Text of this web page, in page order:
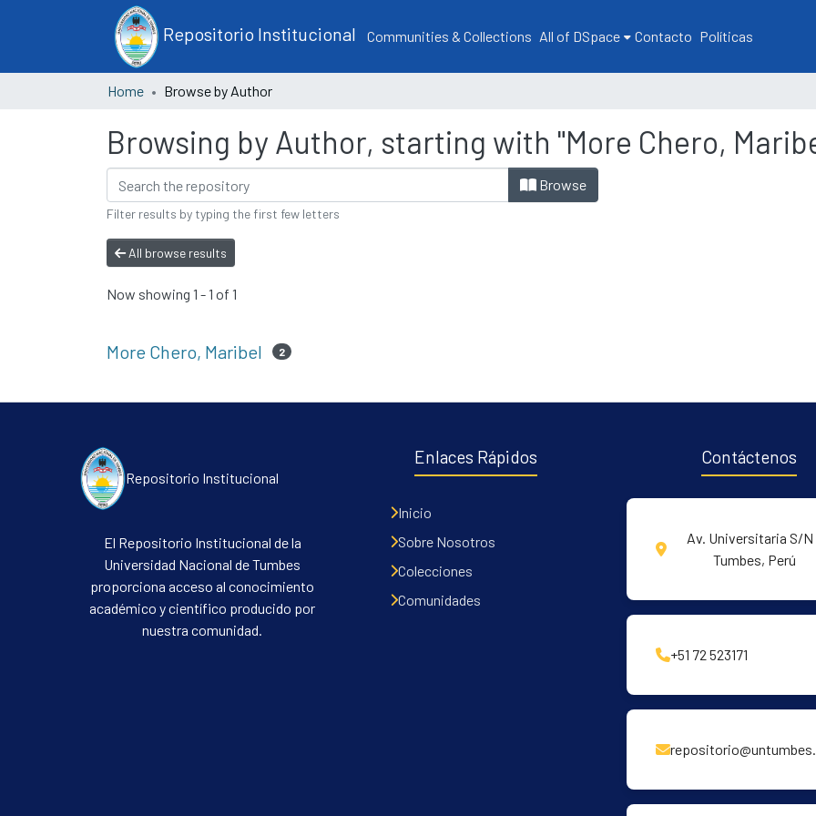
Repositorio Institucional Communities & Collections All of DSpace Contacto Políticas
Home Browse by Author
Browsing by Author, starting with "More Chero,
Browse
Filter results by typing the first few letters
All browse results
Now showing 1 - 1 of 1
More Chero, Maribel 2
Repositorio Institucional
El Repositorio Institucional de la
Universidad Nacional de Tumbes
proporciona acceso al conocimiento
académico y científico producido por
nuestra comunidad.
Enlaces Rápidos
Inicio
Sobre Nosotros
Colecciones
Comunidades
Contáctenos
Av. Universitaria S/N
Tumbes, Perú
+51 72 523171